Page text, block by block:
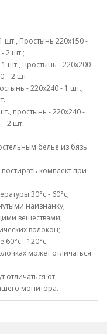
шт., Простынь 220х150 -
2 шт.;
шт., Простынь - 220х200
– 2 шт.
- 220х240 - 1 шт.,
простынь - 220х240 -
2 шт.
белье из бязь
комплект при
30°c - 60°c;
наизнанку;
веществами;
волокон;
60°c - 120°c.
может отличаться
отличаться от
монитора.